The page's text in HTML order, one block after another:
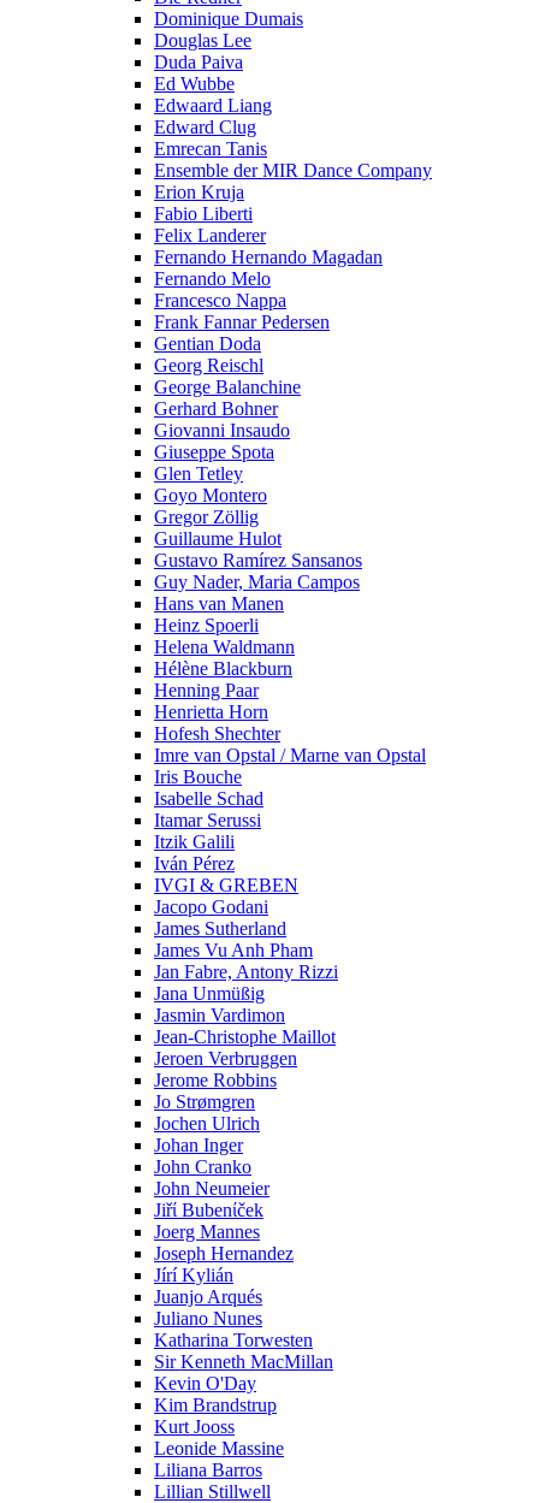
Dominique Dumais
Douglas Lee
Duda Paiva
Ed Wubbe
Edwaard Liang
Edward Clug
Emrecan Tanis
Ensemble der MIR Dance Company
Erion Kruja
Fabio Liberti
Felix Landerer
Fernando Hernando Magadan
Fernando Melo
Francesco Nappa
Frank Fannar Pedersen
Gentian Doda
Georg Reischl
George Balanchine
Gerhard Bohner
Giovanni Insaudo
Giuseppe Spota
Glen Tetley
Goyo Montero
Gregor Zöllig
Guillaume Hulot
Gustavo Ramírez Sansanos
Guy Nader, Maria Campos
Hans van Manen
Heinz Spoerli
Helena Waldmann
Hélène Blackburn
Henning Paar
Henrietta Horn
Hofesh Shechter
Imre van Opstal / Marne van Opstal
Iris Bouche
Isabelle Schad
Itamar Serussi
Itzik Galili
Iván Pérez
IVGI & GREBEN
Jacopo Godani
James Sutherland
James Vu Anh Pham
Jan Fabre, Antony Rizzi
Jana Unmüßig
Jasmin Vardimon
Jean-Christophe Maillot
Jeroen Verbruggen
Jerome Robbins
Jo Strømgren
Jochen Ulrich
Johan Inger
John Cranko
John Neumeier
Jiřί Bubenίček
Joerg Mannes
Joseph Hernandez
Jírí Kylián
Juanjo Arqués
Juliano Nunes
Katharina Torwesten
Sir Kenneth MacMillan
Kevin O'Day
Kim Brandstrup
Kurt Jooss
Leonide Massine
Liliana Barros
Lillian Stillwell